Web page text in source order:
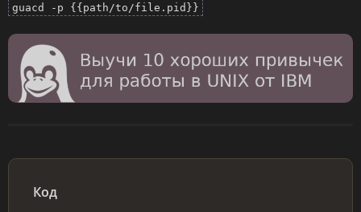
guacd -p {{path/to/file.pid}}
Код